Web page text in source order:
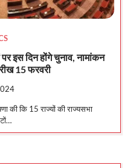
इस दिन होंगे चुनाव, नामांकन
15 फरवरी
की कि 15 राज्यों की राज्यसभा